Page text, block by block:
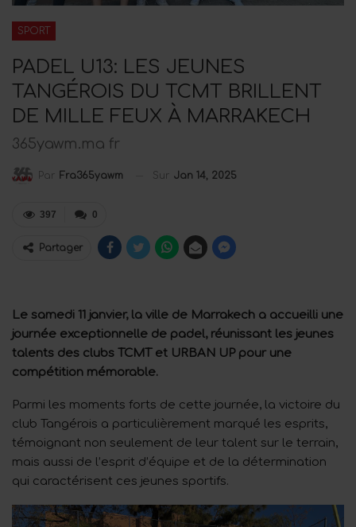
SPORT
PADEL U13: LES JEUNES
TANGÉROIS DU TCMT BRILLENT
DE MILLE FEUX À MARRAKECH
365yawm.ma fr
Par Fra365yawm Sur Jan 14, 2025
0
397
Partager
Le samedi 11 janvier, la ville de Marrakech a accueilli une
journée exceptionnelle de padel, réunissant les jeunes
talents des clubs TCMT et URBAN UP pour une
compétition mémorable.
Parmi les moments forts de cette journée, la victoire du
club Tangérois a particulièrement marqué les esprits,
témoignant non seulement de leur talent sur le terrain,
mais aussi de l’esprit d’équipe et de la détermination
qui caractérisent ces jeunes sportifs.